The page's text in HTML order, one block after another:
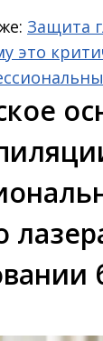
Защита
это